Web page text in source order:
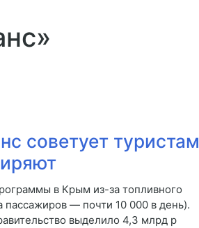
советует туристам
в Крым из-за топливного
— почти 10 000 в день).
выделило 4,3 млрд р